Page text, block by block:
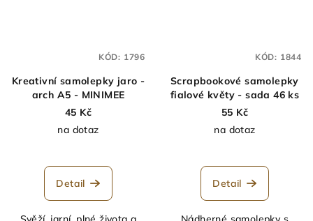
Kreativní samolepky jaro -
arch A5 - MINIMEE
45 Kč
na dotaz
Detail
KÓD: 1796
Scrapbookové samolepky
fialové květy - sada 46 ks
55 Kč
na dotaz
Detail
KÓD: 1844